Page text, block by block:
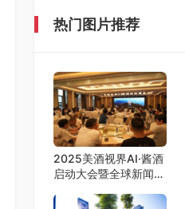
热门图片推荐
2025美酒视界AI·酱酒
启动大会暨全球新闻发